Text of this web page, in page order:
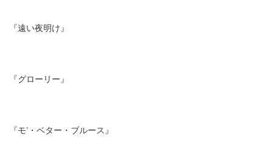
『遠い夜明け』
『グローリー』
『モ’・ベター・ブルース』